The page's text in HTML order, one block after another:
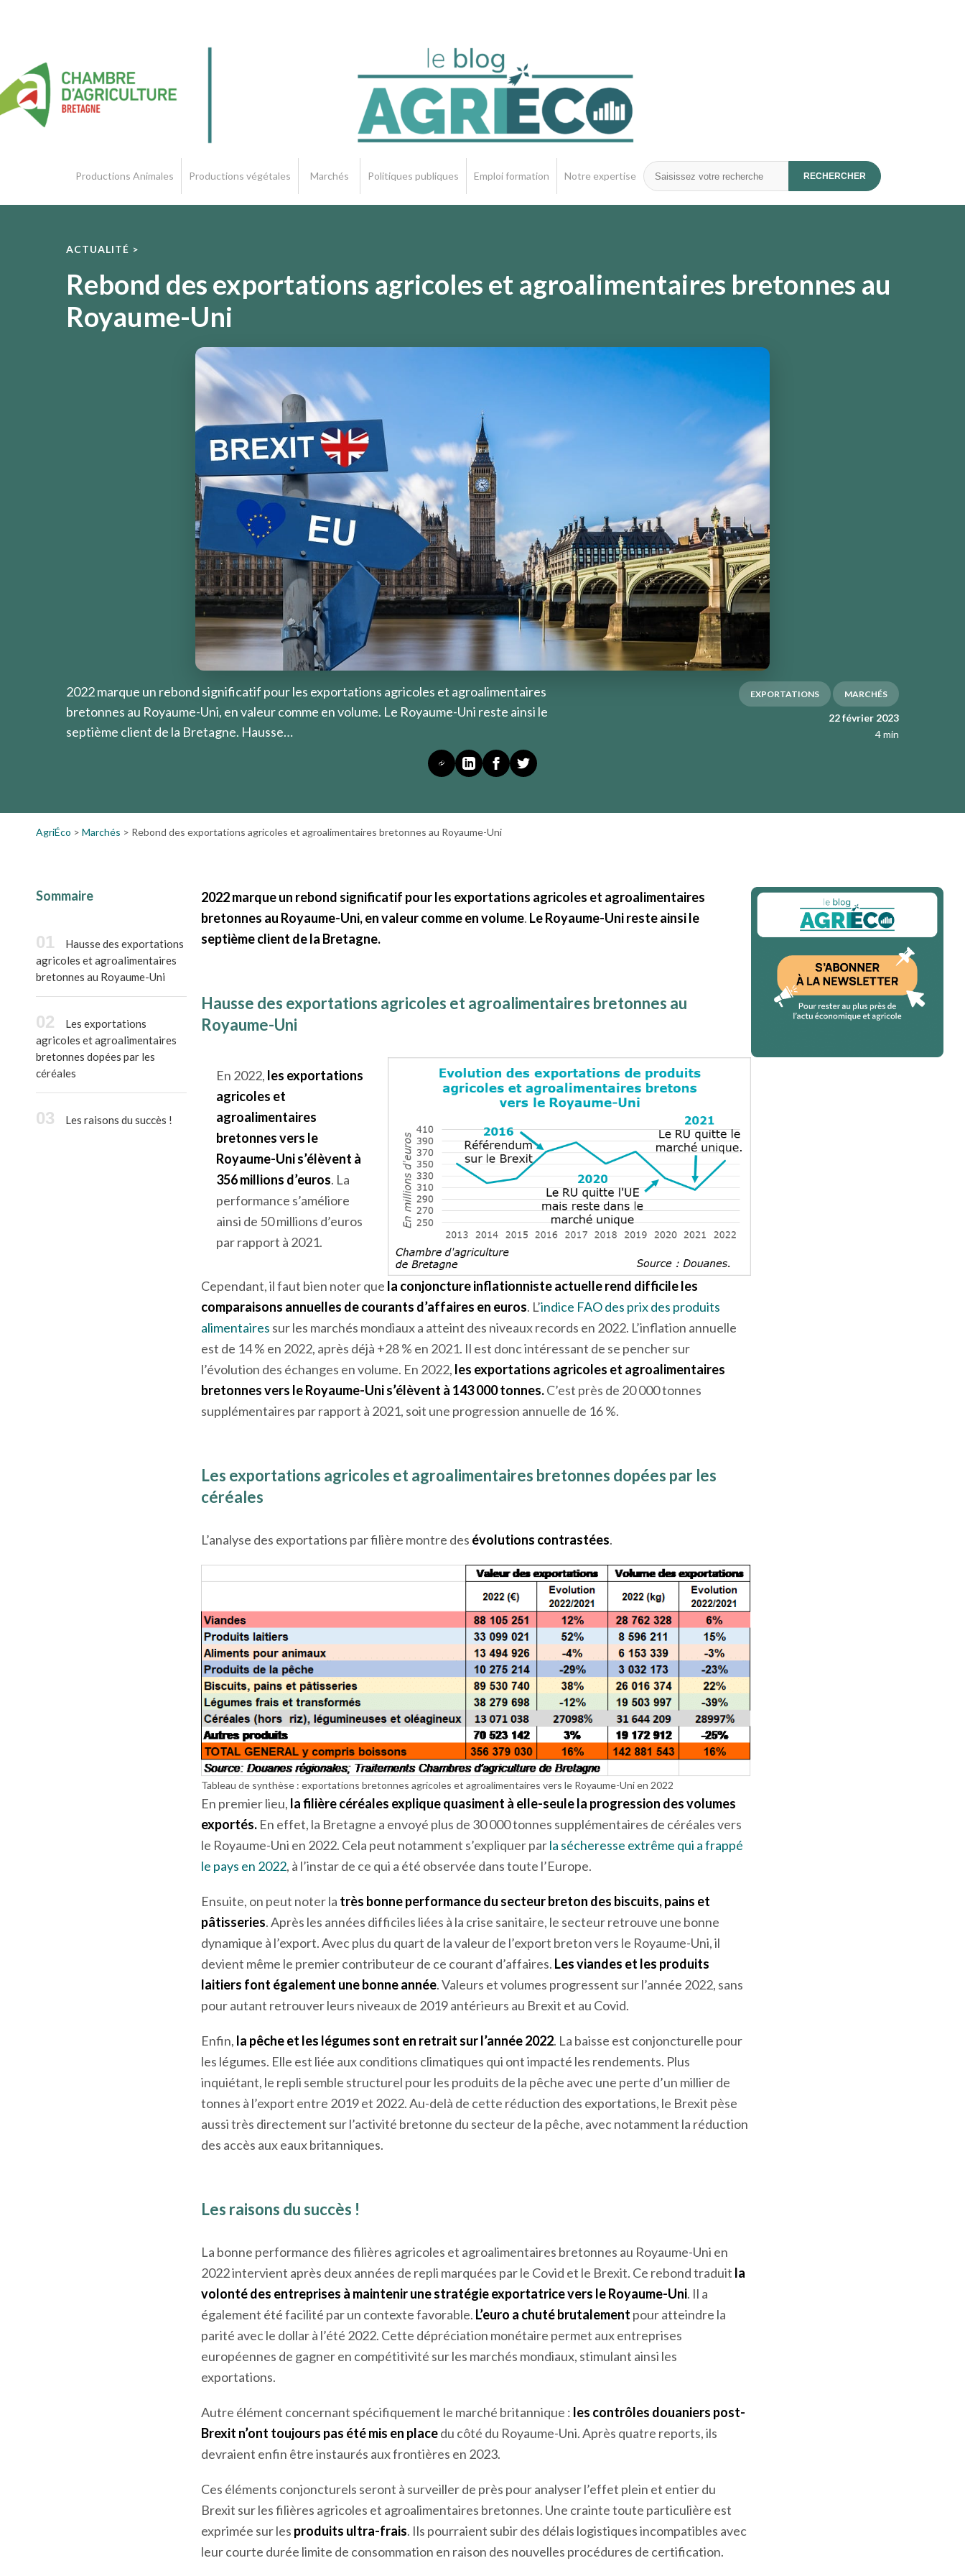
Productions Animales Productions végétales Marchés Politiques publiques Emploi formation Notre expertise
Rechercher
RECHERCHER
ACTUALITÉ >
Rebond des exportations agricoles et agroalimentaires bretonnes au
Royaume-Uni
2022 marque un rebond significatif pour les exportations agricoles et agroalimentaires
bretonnes au Royaume-Uni, en valeur comme en volume. Le Royaume-Uni reste ainsi le
septième client de la Bretagne. Hausse…
EXPORTATIONS MARCHÉS
22 février 2023
4 min
AgriÉco > Marchés > Rebond des exportations agricoles et agroalimentaires bretonnes au Royaume-Uni
Sommaire
Hausse des exportations
agricoles et agroalimentaires
bretonnes au Royaume-Uni
Les exportations
agricoles et agroalimentaires
bretonnes dopées par les
céréales
Les raisons du succès !
2022 marque un rebond significatif pour les exportations agricoles et agroalimentaires
bretonnes au Royaume-Uni, en valeur comme en volume. Le Royaume-Uni reste ainsi le
septième client de la Bretagne.
Hausse des exportations agricoles et agroalimentaires bretonnes au
Royaume-Uni
En 2022, les exportations
agricoles et
agroalimentaires
bretonnes vers le
Royaume-Uni s’élèvent à
356 millions d’euros. La
performance s’améliore
ainsi de 50 millions d’euros
par rapport à 2021.
Cependant, il faut bien noter que la conjoncture inflationniste actuelle rend difficile les
comparaisons annuelles de courants d’affaires en euros. L’indice FAO des prix des produits
alimentaires sur les marchés mondiaux a atteint des niveaux records en 2022. L’inflation annuelle
est de 14 % en 2022, après déjà +28 % en 2021. Il est donc intéressant de se pencher sur
l’évolution des échanges en volume. En 2022, les exportations agricoles et agroalimentaires
bretonnes vers le Royaume-Uni s’élèvent à 143 000 tonnes.C’est près de 20 000 tonnes
supplémentaires par rapport à 2021, soit une progression annuelle de 16 %.
Les exportations agricoles et agroalimentaires bretonnes dopées par les
céréales
L’analyse des exportations par filière montre des évolutions contrastées.
Tableau de synthèse : exportations bretonnes agricoles et agroalimentaires vers le Royaume-Uni en 2022
En premier lieu, la filière céréales explique quasiment à elle-seule la progression des volumes
exportés. En effet, la Bretagne a envoyé plus de 30 000 tonnes supplémentaires de céréales vers
le Royaume-Uni en 2022. Cela peut notamment s’expliquer parla sécheresse extrême qui a frappé
le pays en 2022, à l’instar de ce qui a été observée dans toute l’Europe.
Ensuite, on peut noter la très bonne performance du secteur breton des biscuits, pains et
pâtisseries. Après les années difficiles liées à la crise sanitaire, le secteur retrouve une bonne
dynamique à l’export. Avec plus du quart de la valeur de l’export breton vers le Royaume-Uni, il
devient même le premier contributeur de ce courant d’affaires. Les viandes et les produits
laitiers font également une bonne année. Valeurs et volumes progressent sur l’année 2022, sans
pour autant retrouver leurs niveaux de 2019 antérieurs au Brexit et au Covid.
Enfin, la pêche et les légumes sont en retrait sur l’année 2022. La baisse est conjoncturelle pour
les légumes. Elle est liée aux conditions climatiques qui ont impacté les rendements. Plus
inquiétant, le repli semble structurel pour les produits de la pêche avec une perte d’un millier de
tonnes à l’export entre 2019 et 2022. Au-delà de cette réduction des exportations, le Brexit pèse
aussi très directement sur l’activité bretonne du secteur de la pêche, avec notamment la réduction
des accès aux eaux britanniques.
Les raisons du succès !
La bonne performance des filières agricoles et agroalimentaires bretonnes au Royaume-Uni en
2022 intervient après deux années de repli marquées par le Covid et le Brexit. Ce rebond traduit la
volonté des entreprises à maintenir une stratégie exportatrice vers le Royaume-Uni. Il a
également été facilité par un contexte favorable. L’euro a chuté brutalement pour atteindre la
parité avec le dollar à l’été 2022. Cette dépréciation monétaire permet aux entreprises
européennes de gagner en compétitivité sur les marchés mondiaux, stimulant ainsi les
exportations.
Autre élément concernant spécifiquement le marché britannique : les contrôles douaniers post-
Brexit n’ont toujours pas été mis en placedu côté du Royaume-Uni. Après quatre reports, ils
devraient enfin être instaurés aux frontières en 2023.
Ces éléments conjoncturels seront à surveiller de près pour analyser l’effet plein et entier du
Brexit sur les filières agricoles et agroalimentaires bretonnes. Une crainte toute particulière est
exprimée sur les produits ultra-frais. Ils pourraient subir des délais logistiques incompatibles avec
leur courte durée limite de consommation en raison des nouvelles procédures de certification.